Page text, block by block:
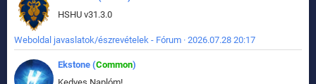
HSHU v31.3.0
Weboldal javaslatok/észrevételek - Fórum · 2026.07.28 20:17
Ekstone (Common)